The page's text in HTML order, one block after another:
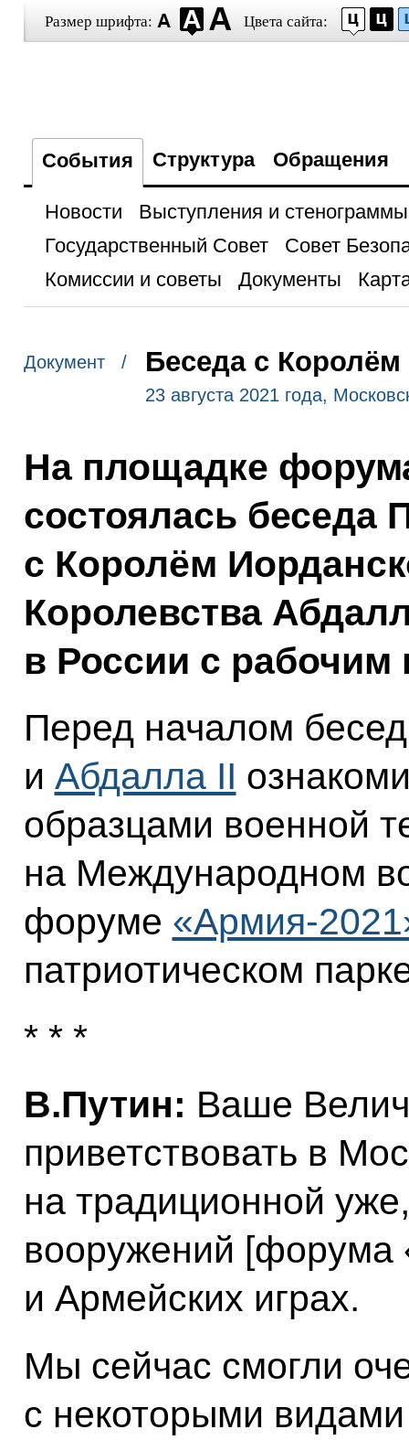
Размер шрифта: Цвета сайта:
События Структура Обращения
Новости
Выступления и стенограммы
Государственный Совет
Совет
Комиссии и советы
Документы
Документ / Беседа с
23 августа 2021 года,
На площадке
состоялась беседа
с Королём
Королевства
в России с рабочим
Перед началом
и Абдалла II
образцами военной
на Международном
форуме «Армия-
патриотическом
* * *
В.Путин: Ваше
приветствовать в
на традиционной
вооружений [форума
и Армейских играх.
Мы сейчас смогли
с некоторыми